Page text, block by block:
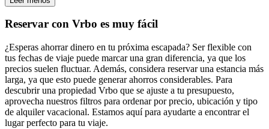
Reservar con Vrbo es muy fácil
¿Esperas ahorrar dinero en tu próxima escapada? Ser flexible con
tus fechas de viaje puede marcar una gran diferencia, ya que los
precios suelen fluctuar. Además, considera reservar una estancia más
larga, ya que esto puede generar ahorros considerables. Para
descubrir una propiedad Vrbo que se ajuste a tu presupuesto,
aprovecha nuestros filtros para ordenar por precio, ubicación y tipo
de alquiler vacacional. Estamos aquí para ayudarte a encontrar el
lugar perfecto para tu viaje.